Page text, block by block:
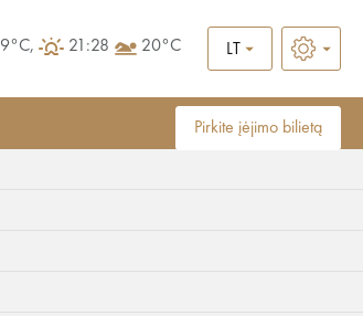
19°C, 21:28 20°C LT
Pirkite įėjimo bilietą